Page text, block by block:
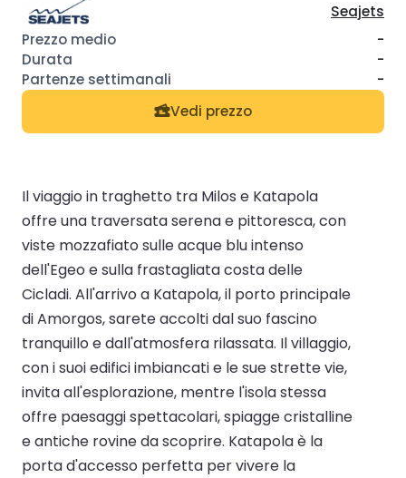
Seajets
-
-
-
Vedi prezzo
Il viaggio in traghetto tra Milos e Katapola
offre una traversata serena e pittoresca, con
viste mozzafiato sulle acque blu intenso
dell'Egeo e sulla frastagliata costa delle
Cicladi. All'arrivo a Katapola, il porto principale
di Amorgos, sarete accolti dal suo fascino
tranquillo e dall'atmosfera rilassata. Il villaggio,
con i suoi edifici imbiancati e le sue strette vie,
invita all'esplorazione, mentre l'isola stessa
offre paesaggi spettacolari, spiagge cristalline
e antiche rovine da scoprire. Katapola è la
porta d'accesso perfetta per vivere la